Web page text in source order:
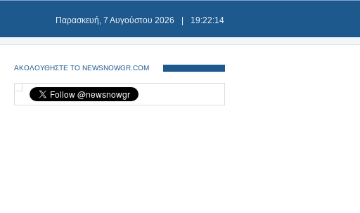
Παρασκευή, 7 Αυγούστου 2026 19:22:14
ΑΚΟΛΟΥΘΗΣΤΕ ΤΟ NEWSNOWGR.COM